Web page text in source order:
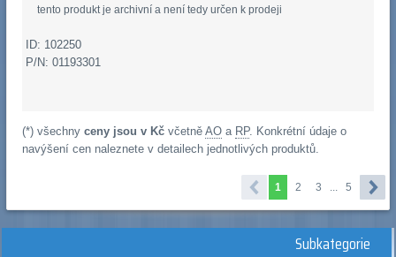
tento produkt je archivní a není tedy určen k prodeji
ID: 102250
P/N: 01193301
(*) všechny ceny jsou v Kčvčetně AOa RP. Konkrétní údaje o
navýšení cen naleznete v detailech jednotlivých produktů.
1 2 3 ... 5
Subkategorie